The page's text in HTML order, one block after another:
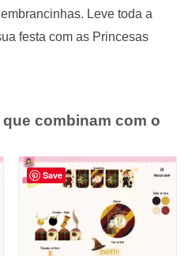
Leve toda a
festa com as Princesas
combinam com o
Save